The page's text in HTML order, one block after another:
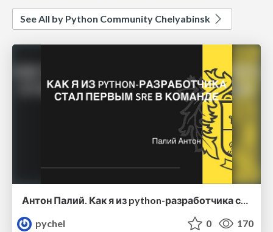
See All by Python Community Chelyabinsk
Антон Палий. Как я из python-разработчика стал первым SRE-инженером в своей команде
pychel
0 170